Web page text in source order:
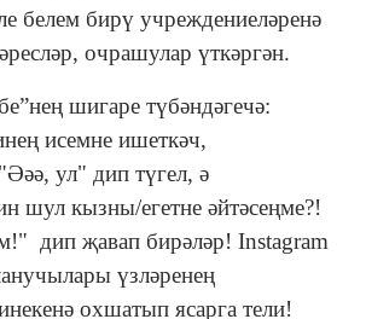
белем бирү учреждениеләренә
очрашулар үткәргән.
шигаре түбәндәгечә:
исемне ишеткәч,
ул" дип түгел, ә
шул кызны/егетне әйтәсеңме?!
дип җавап бирәләр! Instagram
үзләренең
охшатып ясарга тели!